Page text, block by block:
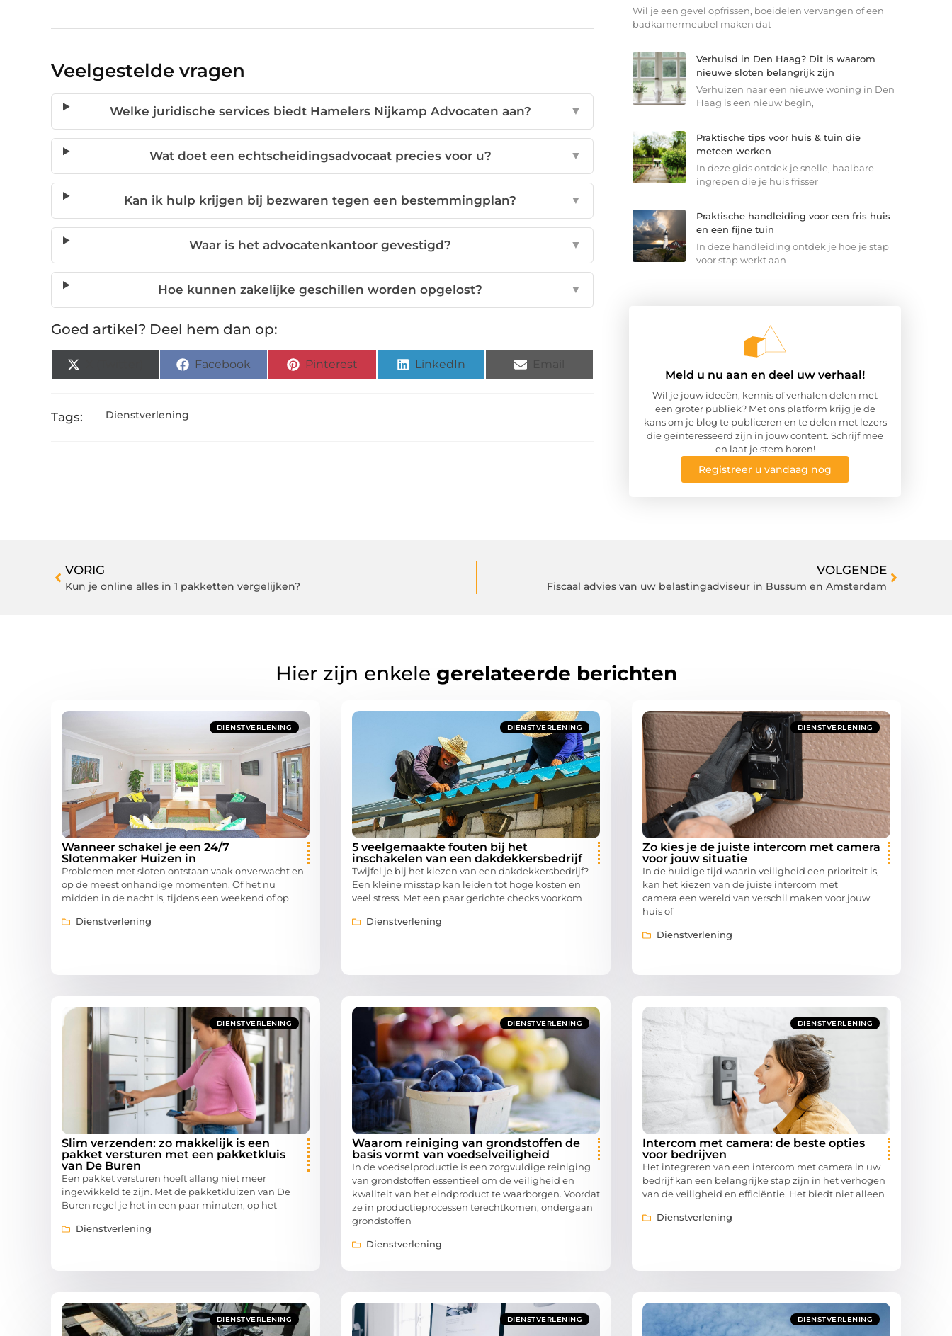
Veelgestelde vragen
Welke juridische services biedt Hamelers Nijkamp Advocaten aan? ▼
Wat doet een echtscheidingsadvocaat precies voor u? ▼
Kan ik hulp krijgen bij bezwaren tegen een bestemmingplan? ▼
Waar is het advocatenkantoor gevestigd? ▼
Hoe kunnen zakelijke geschillen worden opgelost? ▼
Goed artikel? Deel hem dan op:
Facebook Pinterest LinkedIn
Tags: Dienstverlening
Wil je een gevel opfrissen, boeidelen vervangen of een
badkamermeubel maken dat
Verhuisd in Den Haag? Dit is waarom
nieuwe sloten belangrijk zijn
Verhuizen naar een nieuwe woning in Den
Haag is een nieuw begin,
Praktische tips voor huis & tuin die
meteen werken
In deze gids ontdek je snelle, haalbare
ingrepen die je huis frisser
Praktische handleiding voor een fris huis
en een fijne tuin
In deze handleiding ontdek je hoe je stap
voor stap werkt aan
Meld u nu aan en deel uw verhaal!
Wil je jouw ideeën, kennis of verhalen delen met
een groter publiek? Met ons platform krijg je de
kans om je blog te publiceren en te delen met lezers
die geïnteresseerd zijn in jouw content. Schrijf mee
en laat je stem horen!
Registreer u vandaag nog
VORIG
Kun je online alles in 1 pakketten vergelijken?
VOLGENDE
Fiscaal advies van uw belastingadviseur in Bussum en Amsterdam
Hier zijn enkele gerelateerde berichten
DIENSTVERLENING
Wanneer schakel je een 24/7
Slotenmaker Huizen in
Problemen met sloten ontstaan vaak onverwacht en
op de meest onhandige momenten. Of het nu
midden in de nacht is, tijdens een weekend of op
Dienstverlening
DIENSTVERLENING
5 veelgemaakte fouten bij het
inschakelen van een dakdekkersbedrijf
Twijfel je bij het kiezen van een dakdekkersbedrijf?
Een kleine misstap kan leiden tot hoge kosten en
veel stress. Met een paar gerichte checks voorkom
Dienstverlening
DIENSTVERLENING
Zo kies je de juiste intercom met camera
voor jouw situatie
In de huidige tijd waarin veiligheid een prioriteit is,
kan het kiezen van de juiste intercom met
camera een wereld van verschil maken voor jouw
huis of
Dienstverlening
DIENSTVERLENING
Slim verzenden: zo makkelijk is een
pakket versturen met een pakketkluis
van De Buren
Een pakket versturen hoeft allang niet meer
ingewikkeld te zijn. Met de pakketkluizen van De
Buren regel je het in een paar minuten, op het
Dienstverlening
DIENSTVERLENING
Waarom reiniging van grondstoffen de
basis vormt van voedselveiligheid
In de voedselproductie is een zorgvuldige reiniging
van grondstoffen essentieel om de veiligheid en
kwaliteit van het eindproduct te waarborgen. Voordat
ze in productieprocessen terechtkomen, ondergaan
grondstoffen
Dienstverlening
DIENSTVERLENING
Intercom met camera: de beste opties
voor bedrijven
Het integreren van een intercom met camera in uw
bedrijf kan een belangrijke stap zijn in het verhogen
van de veiligheid en efficiëntie. Het biedt niet alleen
Dienstverlening
DIENSTVERLENING DIENSTVERLENING DIENSTVERLENING